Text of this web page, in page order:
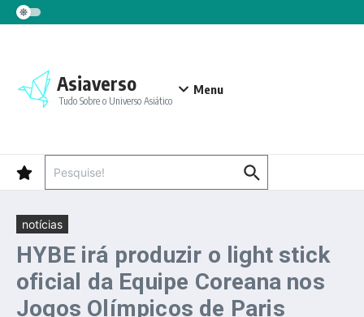
Ir para o conteúdo
Asiaverso
Tudo Sobre o Universo Asiático
Menu
notícias
HYBE irá produzir o light stick
oficial da Equipe Coreana nos
Jogos Olímpicos de Paris